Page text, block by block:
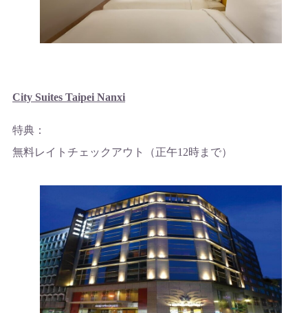
City Suites Taipei Nanxi
特典：
無料レイトチェックアウト（正午12時まで）